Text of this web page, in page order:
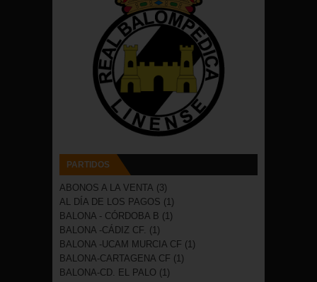
PARTIDOS
ABONOS A LA VENTA (3)
AL DÍA DE LOS PAGOS (1)
BALONA - CÓRDOBA B (1)
BALONA -CÁDIZ CF. (1)
BALONA -UCAM MURCIA CF (1)
BALONA-CARTAGENA CF (1)
BALONA-CD. EL PALO (1)